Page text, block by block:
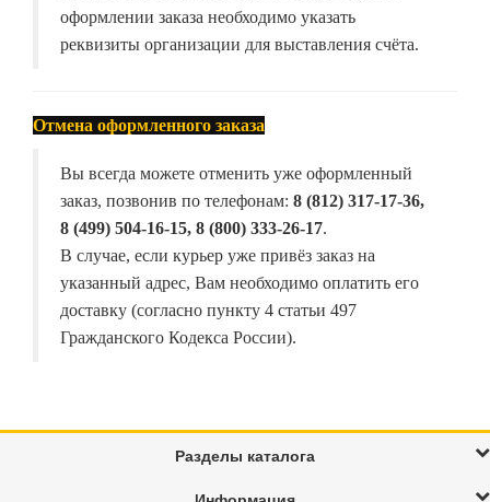
оформлении заказа необходимо указать
реквизиты организации для выставления счёта.
Отмена оформленного заказа
Вы всегда можете отменить уже оформленный
заказ, позвонив по телефонам: 8 (812) 317-17-36,
8 (499) 504-16-15, 8 (800) 333-26-17.
В случае, если курьер уже привёз заказ на
указанный адрес, Вам необходимо оплатить его
доставку (согласно пункту 4 статьи 497
Гражданского Кодекса России).
Разделы каталога